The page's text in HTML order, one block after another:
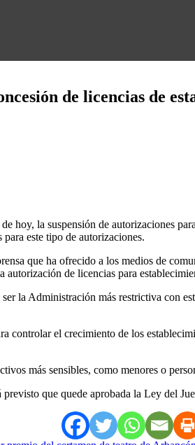
de licencias de
la suspensión de autorizaciones
este tipo de autorizaciones.
que ha ofrecido a los medios de
de licencias para
la Administración más restrictiva con
el crecimiento de los
más sensibles, como menores o
que quede aprobada la Ley del